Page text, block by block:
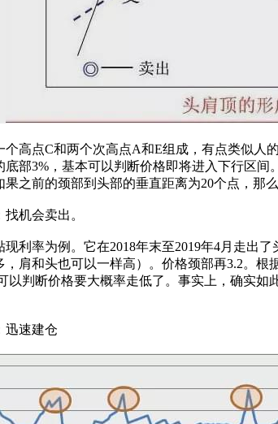
点C和两个次高点A和E组成，有点类似人
部3%，基本可以判断价格即将进入下行区
果之前的颈部到头部的垂直距离为20个点，那
机会卖出。
率为例。它在2018年末至2019年4月走出了
肩和头也可以一样高）。价格颈部再3.2。
以判断价格要大概率走低了。事实上，确实如
速建仓